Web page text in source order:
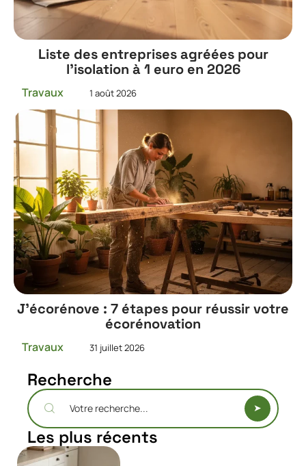
Liste des entreprises agréées pour
l’isolation à 1 euro en 2026
Travaux 1 août 2026
J’écorénove : 7 étapes pour réussir votre
écorénovation
Travaux 31 juillet 2026
Recherche
Les plus récents